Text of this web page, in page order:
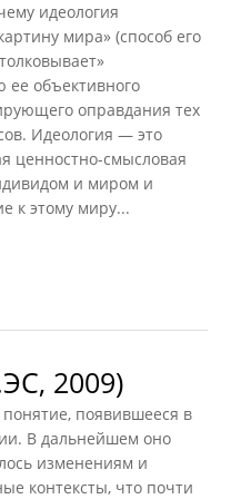
идеология
мира» (способ его
ее объективного
оправдания тех
Идеология — это
ценностно-смысловая
и миром и
к этому миру...
2009)
появившееся в
В дальнейшем оно
изменениям и
контексты, что почти